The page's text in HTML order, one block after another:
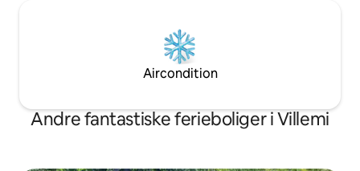
Aircondition
Andre fantastiske ferieboliger i Villemi